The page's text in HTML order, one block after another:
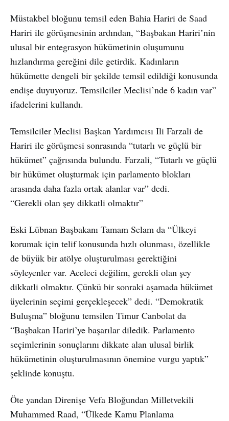
Müstakbel bloğunu temsil eden Bahia Hariri de Saad
Hariri ile görüşmesinin ardından, “Başbakan Hariri’nin
ulusal bir entegrasyon hükümetinin oluşumunu
hızlandırma gereğini dile getirdik. Kadınların
hükümette dengeli bir şekilde temsil edildiği konusunda
endişe duyuyoruz. Temsilciler Meclisi’nde 6 kadın var”
ifadelerini kullandı.
Temsilciler Meclisi Başkan Yardımcısı Ili Farzali de
Hariri ile görüşmesi sonrasında “tutarlı ve güçlü bir
hükümet” çağrısında bulundu. Farzali, “Tutarlı ve güçlü
bir hükümet oluşturmak için parlamento blokları
arasında daha fazla ortak alanlar var” dedi.
“Gerekli olan şey dikkatli olmaktır”
Eski Lübnan Başbakanı Tamam Selam da “Ülkeyi
korumak için telif konusunda hızlı olunması, özellikle
de büyük bir atölye oluşturulması gerektiğini
söyleyenler var. Aceleci değilim, gerekli olan şey
dikkatli olmaktır. Çünkü bir sonraki aşamada hükümet
üyelerinin seçimi gerçekleşecek” dedi. “Demokratik
Buluşma” bloğunu temsilen Timur Canbolat da
“Başbakan Hariri’ye başarılar diledik. Parlamento
seçimlerinin sonuçlarını dikkate alan ulusal birlik
hükümetinin oluşturulmasının önemine vurgu yaptık”
şeklinde konuştu.
Öte yandan Direnişe Vefa Bloğundan Milletvekili
Muhammed Raad, “Ülkede Kamu Planlama